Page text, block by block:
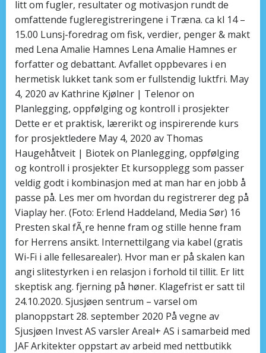
litt om fugler, resultater og motivasjon rundt de
omfattende fugleregistreringene i Træna. ca kl 14 –
15.00 Lunsj-foredrag om fisk, verdier, penger & makt
med Lena Amalie Hamnes Lena Amalie Hamnes er
forfatter og debattant. Avfallet oppbevares i en
hermetisk lukket tank som er fullstendig luktfri. May
4, 2020 av Kathrine Kjølner | Telenor on
Planlegging, oppfølging og kontroll i prosjekter
Dette er et praktisk, lærerikt og inspirerende kurs
for prosjektledere May 4, 2020 av Thomas
Haugehåtveit | Biotek on Planlegging, oppfølging
og kontroll i prosjekter Et kursopplegg som passer
veldig godt i kombinasjon med at man har en jobb å
passe på. Les mer om hvordan du registrerer deg på
Viaplay her. (Foto: Erlend Haddeland, Media Sør) 16
Presten skal fÃ¸re henne fram og stille henne fram
for Herrens ansikt. Internettilgang via kabel (gratis
Wi-Fi i alle fellesarealer). Hvor man er på skalen kan
angi slitestyrken i en relasjon i forhold til tillit. Er litt
skeptisk ang. fjerning på høner. Klagefrist er satt til
24.10.2020. Sjusjøen sentrum – varsel om
planoppstart 28. september 2020 På vegne av
Sjusjøen Invest AS varsler Areal+ AS i samarbeid med
JAF Arkitekter oppstart av arbeid med nettbutikk